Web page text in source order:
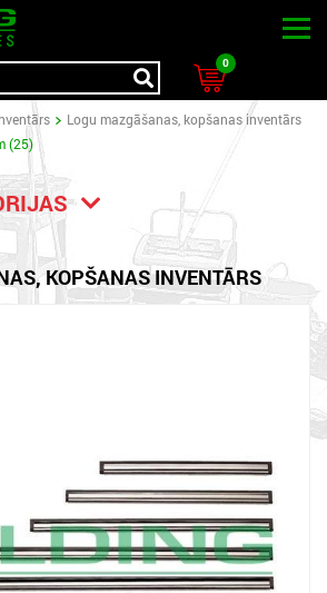
0
Logu mazgāšanas, kopšanas inventārs
(25)
KOPŠANAS INVENTĀRS